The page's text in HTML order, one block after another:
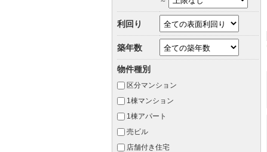
利回り
築年数
物件種別
区分マンション
1棟マンション
1棟アパート
売ビル
店舗付き住宅